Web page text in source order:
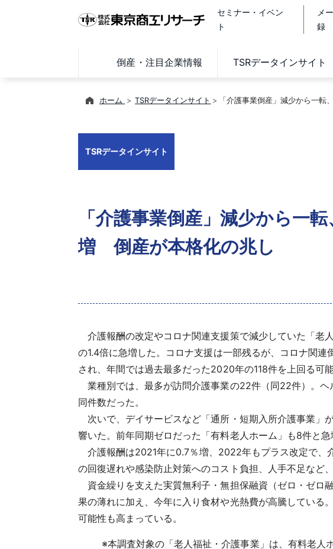
セミナー・イベン
ト
メ
録
倒産・注目企業情報 TSRデータインサイト
ホーム TSRデータインサイト 「介護事業倒産」減少から一
TSRデータインサイト
「介護事業倒産」減少から一
増 倒産が本格化の兆し
介護報酬の改定やコロナ関連支援策で減少していた「老
の1.4倍に急増した。コロナ支援は一部残るが、コロナ関
され、年間では過去最多だった2020年の118件を上回る可能
業種別では、最多が訪問介護事業の22件（同22件）。ヘ
同件数だった。
次いで、デイサービスなど「通所・短期入所介護事業」
響いた。前年同期ゼロだった「有料老人ホーム」も8件と
介護報酬は2021年に0.7％増、2022年もプラス改定で、
の回復遅れや感染防止対策へのコスト負担、人手不足など
資金繰りを支えた実質無利子・無担保融資（ゼロ・ゼロ
果の薄れに加え、今年に入り食材や光熱費が高騰している
可能性も高まっている。
※本調査対象の「老人福祉・介護事業」は、有料老人